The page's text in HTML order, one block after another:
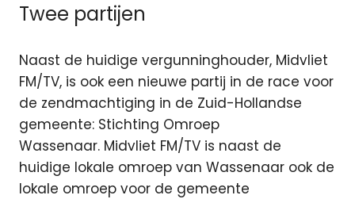
Twee partijen
Naast de huidige vergunninghouder, Midvliet
FM/TV, is ook een nieuwe partij in de race voor
de zendmachtiging in de Zuid-Hollandse
gemeente: Stichting Omroep
Wassenaar. Midvliet FM/TV is naast de
huidige lokale omroep van Wassenaar ook de
lokale omroep voor de gemeente